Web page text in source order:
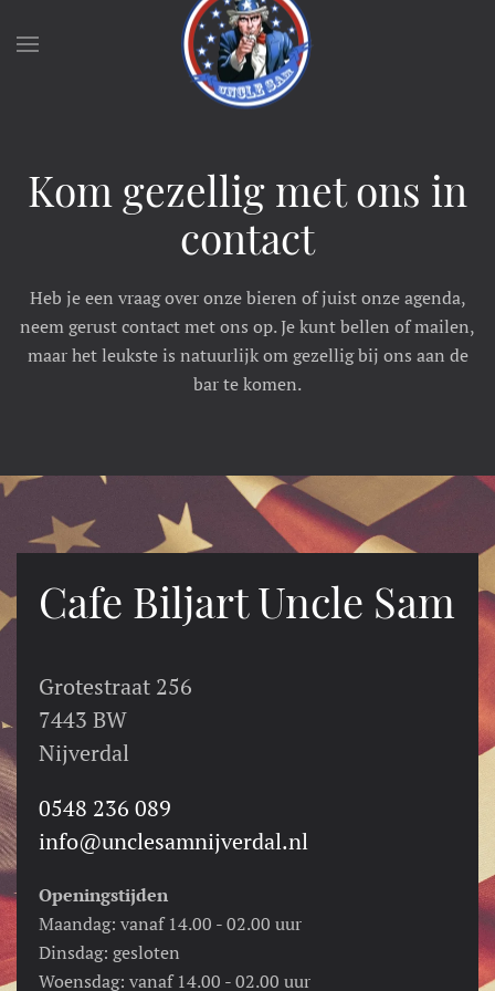
Skip to main content
Kom gezellig met ons in
contact
Heb je een vraag over onze bieren of juist onze agenda,
neem gerust contact met ons op. Je kunt bellen of mailen,
maar het leukste is natuurlijk om gezellig bij ons aan de
bar te komen.
Cafe Biljart Uncle Sam
Grotestraat 256
7443 BW
Nijverdal
0548 236 089
info@unclesamnijverdal.nl
Openingstijden
Maandag: vanaf 14.00 - 02.00 uur
Dinsdag: gesloten
Woensdag: vanaf 14.00 - 02.00 uur